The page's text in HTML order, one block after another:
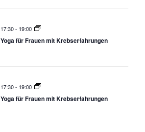
17:30- 19:00
Yoga für Frauen mit Krebserfahrungen
17:30- 19:00
Yoga für Frauen mit Krebserfahrungen